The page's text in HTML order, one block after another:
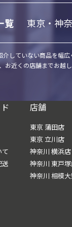
覧 東京・神
していない商品を幅広
お近くの店舗までお越し
店舗
東京 蒲田店
東京 立川店
神奈川 横浜店
神奈川 東戸
神奈川 相模